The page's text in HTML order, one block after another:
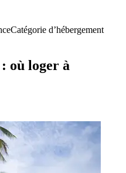
Catégorie d’hébergement
où loger à